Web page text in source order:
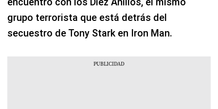
grupo terrorista que está detrás del
secuestro de Tony Stark en Iron Man.